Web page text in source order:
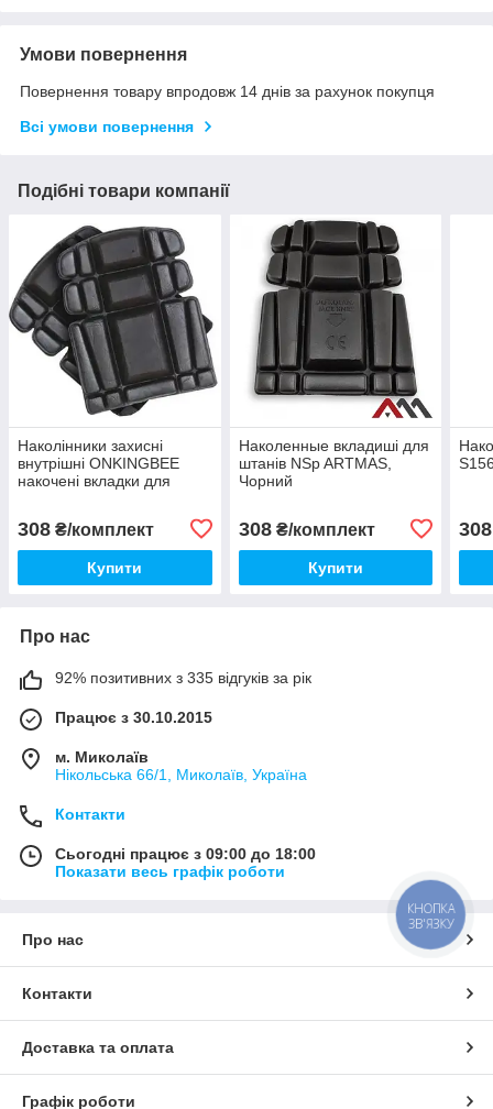
Умови повернення
Повернення товару впродовж 14 днів за рахунок покупця
Всі умови повернення
Подібні товари компанії
Наколінники захисні
внутрішні ONKINGBEE
накочені вкладки для
308 ₴/комплект
Купити
Наколенные вкладиші для
штанів NSp ARTMAS,
Чорний
308₴/комплект
Купити
308
Про нас
92% позитивних з 335 відгуків за рік
Працює з 30.10.2015
м. Миколаїв
Нікольська 66/1, Миколаїв, Україна
Контакти
Сьогодні працює з 09:00 до 18:00
Показати весь графік роботи
Про нас
Контакти
Доставка та оплата
Графік роботи
КНОПКА
ЗВ'ЯЗКУ